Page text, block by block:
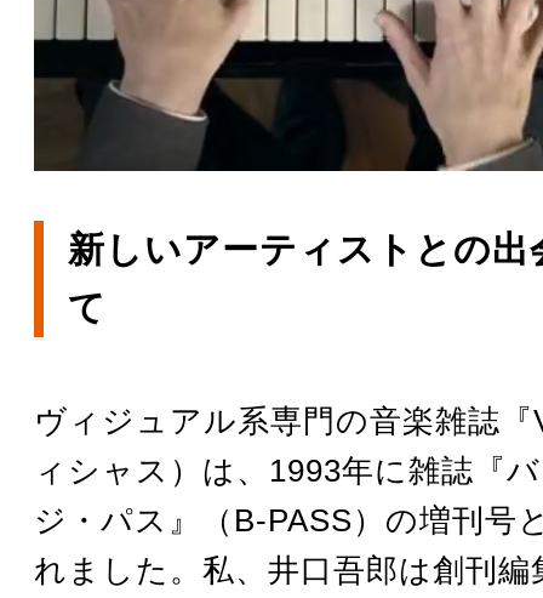
新しいアーティストとの出
て
ヴィジュアル系専門の音楽雑誌
ィシャス）は、1993年に雑誌『
ジ・パス』（B-PASS）の増刊号
れました。私、井口吾郎は創刊編